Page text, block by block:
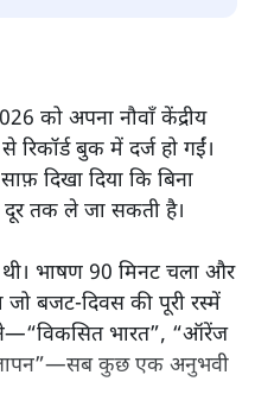
का वादा करता दिखता है,
नीतिगत झिझक, अधूरे सुधार
समीक्षा पढ़िए।
को अपना नौवाँ केंद्रीय